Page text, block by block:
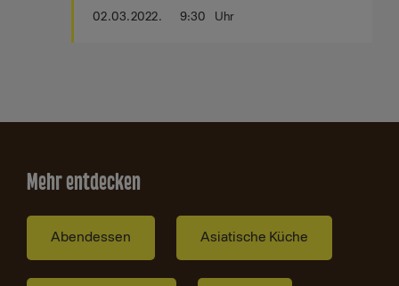
02.03.2022. 9:30 Uhr
Mehr entdecken
Abendessen Asiatische Küche